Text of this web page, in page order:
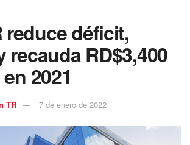
reduce déficit,
recauda RD$3,400
2021
TR 7 de enero de 2022